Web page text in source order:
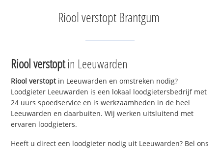
Riool verstopt Brantgum
Riool verstoptin Leeuwarden
Riool verstoptin Leeuwarden en omstreken nodig?
Loodgieter Leeuwarden is een lokaal loodgietersbedrijf met
24 uurs spoedservice en is werkzaamheden in de heel
Leeuwarden en daarbuiten. Wij werken uitsluitend met
ervaren loodgieters.
Heeft u direct een loodgieter nodig uit Leeuwarden? Bel ons